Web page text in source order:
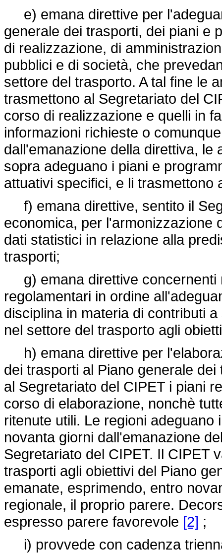
e) emana direttive per
generale dei trasporti, dei piani e
di realizzazione, di
pubblici e di società, che
settore del trasporto. A tal fine le
trasmettono al Segretariato del
corso di realizzazione e quelli in
informazioni richieste o
dall'emanazione della direttiva, le
sopra adeguano i piani e
attuativi specifici, e li
f) emana direttive, sentito il
economica, per l'armonizzazione
dati statistici in relazione alla
trasporti;
g) emana direttive concernenti
regolamentari in ordine
disciplina in materia di contributi
nel settore del trasporto agli
h) emana direttive per
dei trasporti al Piano generale
al Segretariato del CIPET i piani
corso di elaborazione, nonchè
ritenute utili. Le regioni
novanta giorni dall'emanazione
Segretariato del CIPET. Il CIPET
trasporti agli obiettivi del Piano
emanate, esprimendo, entro
regionale, il proprio parere.
espresso parere favorevole [2] ;
i) provvede con cadenza